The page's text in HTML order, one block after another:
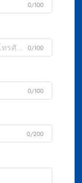
0/100
0/100
0/100
0/200